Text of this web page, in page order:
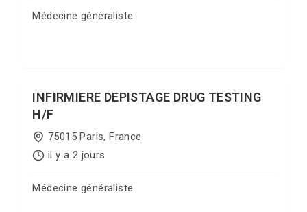
Médecine généraliste
INFIRMIERE DEPISTAGE DRUG TESTING
H/F
75015 Paris, France
il y a 2 jours
Médecine généraliste